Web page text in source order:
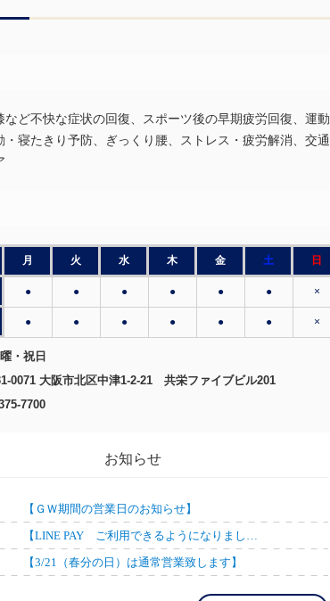
など不快な症状の回復、スポーツ後の早期疲労回復、運動
・寝たきり予防、ぎっくり腰、ストレス・疲労解消、交通
月 火 水 木 金 土 日
● ● ● ● ● ● ×
● ● ● ● ● ● ×
・祝日
0071 大阪市北区中津1-2-21 共栄ファイブビル201
7700
お知らせ
【ＧＷ期間の営業日のお知らせ】
【LINE PAY ご利用できるようになりまし…
【3/21（春分の日）は通常営業致します】